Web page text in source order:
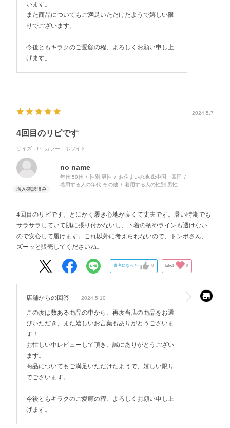
います。
また商品についてもご満足いただけたようで嬉しい限
りでございます。
今後ともキラクのご愛顧の程、よろしくお願い申し上
げます。
2024.5.7
4回目のリピです
サイズ：LL カラー：ホワイト
no name
年代:50代 性別:男性 お住まいの地域:中国・四国
着用する人の年代:その他 着用する人の性別:男性
4回目のリピです。とにかく履き心地が良くて丈夫です。暑い時期でも
サラサラしていて肌に張り付かないし、下着の柄やラインも透けない
ので安心して履けます。これ以外に考えられないので、トンボさん、
ズーッと販売してくださいね。
参考になった 0 Like! 0
店舗からの回答 2024.5.10
この度は数ある商品の中から、再度当店の商品をお選
びいただき、また嬉しいお言葉もありがとうございま
す！
お忙しい中レビューして頂き、誠にありがとうござい
ます。
商品についてもご満足いただけたようで、嬉しい限り
でございます。
今後ともキラクのご愛顧の程、よろしくお願い申し上
げます。